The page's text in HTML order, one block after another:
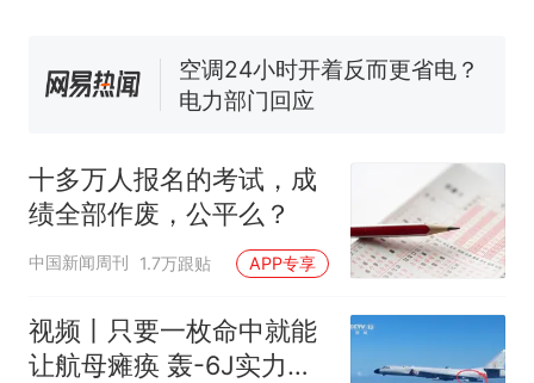
空调24小时开着反而更省电？
电力部门回应
试前13名均遭淘汰？教育局：
已叫停招聘，成立调查组全面
核查
热
十多万人报名的考试，成绩
全部作废，公平么？
十多万人报名的考试，成
绩全部作废，公平么？
中国新闻周刊 1.7万跟贴 APP专享
视频丨只要一枚命中就能
让航母瘫痪 轰-6J实力有